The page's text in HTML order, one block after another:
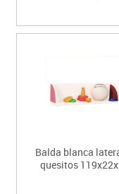
Balda blanca
quesitos